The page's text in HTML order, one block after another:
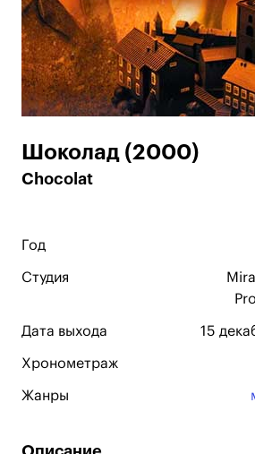
Шоколад (2000)
Chocolat
Год
Студия
Дата выхода 15
Хронометраж
Жанры